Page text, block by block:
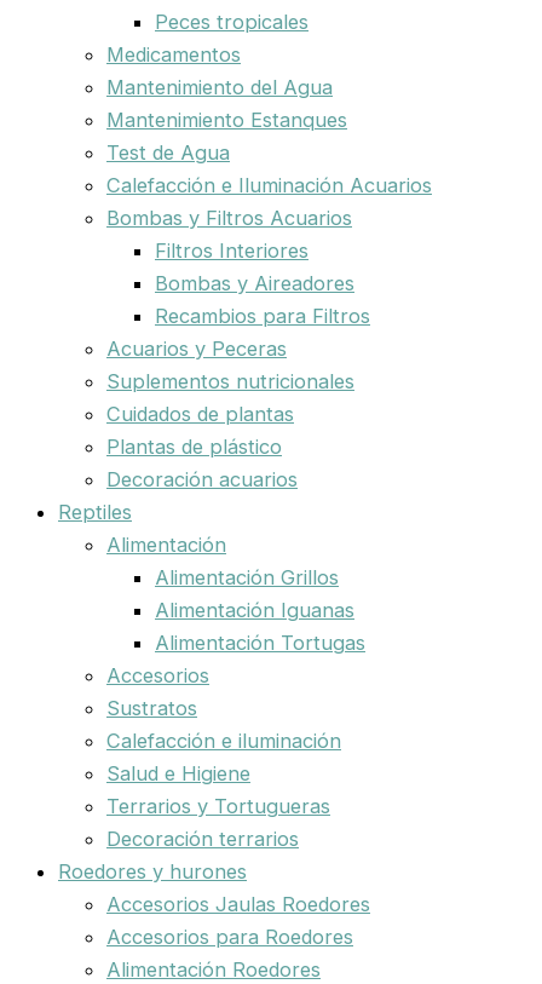
Peces tropicales
Medicamentos
Mantenimiento del Agua
Mantenimiento Estanques
Test de Agua
Calefacción e Iluminación Acuarios
Bombas y Filtros Acuarios
Filtros Interiores
Bombas y Aireadores
Recambios para Filtros
Acuarios y Peceras
Suplementos nutricionales
Cuidados de plantas
Plantas de plástico
Decoración acuarios
Reptiles
Alimentación
Alimentación Grillos
Alimentación Iguanas
Alimentación Tortugas
Accesorios
Sustratos
Calefacción e iluminación
Salud e Higiene
Terrarios y Tortugueras
Decoración terrarios
Roedores y hurones
Accesorios Jaulas Roedores
Accesorios para Roedores
Alimentación Roedores